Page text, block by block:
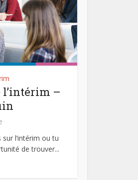
l’intérim –
l’intérim ou tu
de trouver...